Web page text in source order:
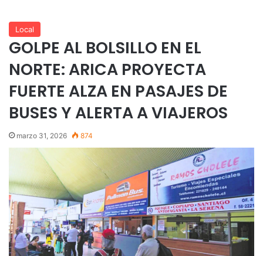
Local
GOLPE AL BOLSILLO EN EL
NORTE: ARICA PROYECTA
FUERTE ALZA EN PASAJES DE
BUSES Y ALERTA A VIAJEROS
marzo 31, 2026 874